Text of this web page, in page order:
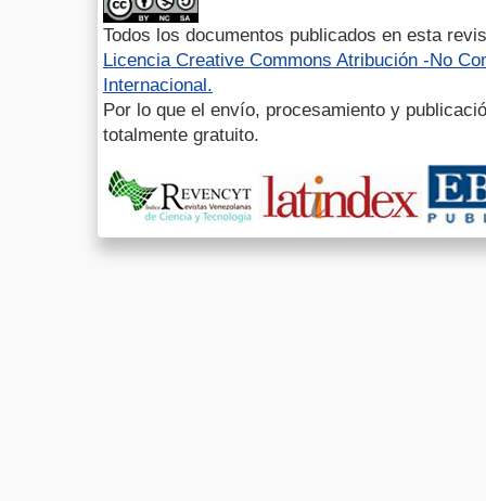
Todos los documentos publicados en esta
Licencia Creative Commons Atribución -No
Internacional.
Por lo que el envío, procesamiento y
totalmente gratuito.